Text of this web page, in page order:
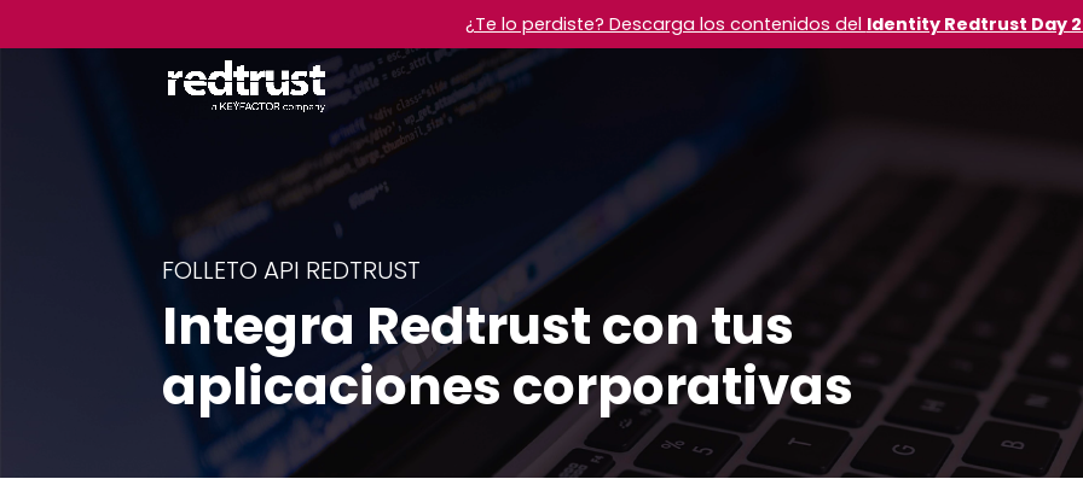
FOLLETO API REDTRUST
Integra Redtrust con tus
aplicaciones corporativas
¿Te lo perdiste? Descarga los contenidos del Identity Redtrust Day